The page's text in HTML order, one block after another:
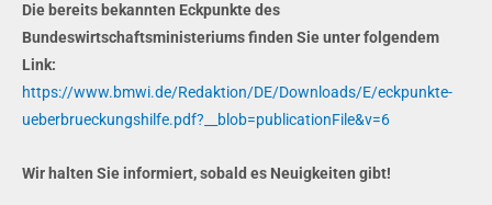
Die bereits bekannten Eckpunkte des
Bundeswirtschaftsministeriums finden Sie unter folgendem
Link:
https://www.bmwi.de/Redaktion/DE/Downloads/E/eckpunkte-
ueberbrueckungshilfe.pdf?__blob=publicationFile&v=6
Wir halten Sie informiert, sobald es Neuigkeiten gibt!